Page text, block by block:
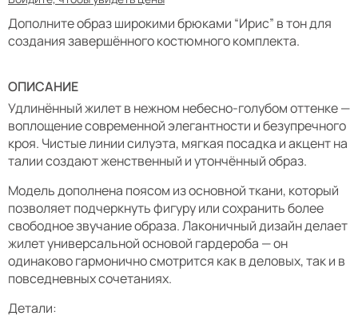
Дополните образ широкими брюками “Ирис” в тон для
создания завершённого костюмного комплекта.
ОПИСАНИЕ
Удлинённый жилет в нежном небесно-голубом оттенке —
воплощение современной элегантности и безупречного
кроя. Чистые линии силуэта, мягкая посадка и акцент на
талии создают женственный и утончённый образ.
Модель дополнена поясом из основной ткани, который
позволяет подчеркнуть фигуру или сохранить более
свободное звучание образа. Лаконичный дизайн делает
жилет универсальной основой гардероба — он
одинаково гармонично смотрится как в деловых, так и в
повседневных сочетаниях.
Детали: